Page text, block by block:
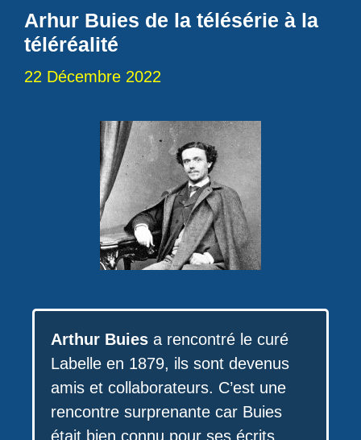
Arhur Buies de la télésérie à la
téléréalité
22 Décembre 2022
Arthur Buies a rencontré le curé
Labelle en 1879, ils sont devenus
amis et collaborateurs. C’est une
rencontre surprenante car Buies
était bien connu pour ses écrits